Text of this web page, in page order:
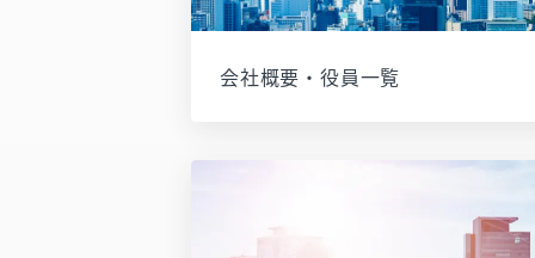
会社概要・役員一覧